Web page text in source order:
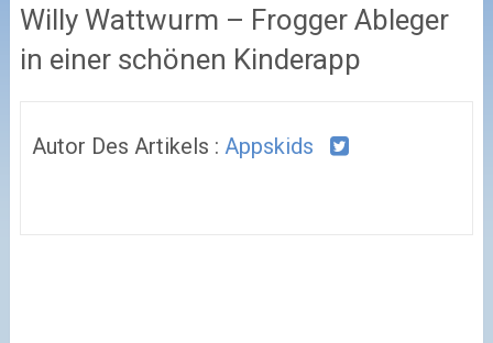
Willy Wattwurm – Frogger Ableger
in einer schönen Kinderapp
Autor Des Artikels : Appskids